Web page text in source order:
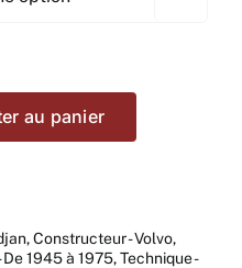
au panier
,Constructeur - Volvo,
De 1945 à 1975,Technique -